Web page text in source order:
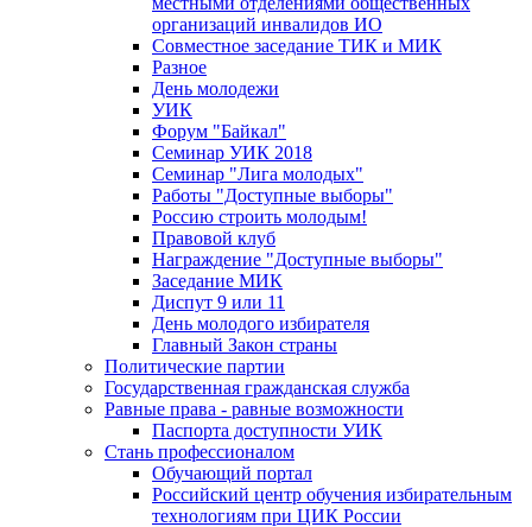
организаций инвалидов ИО
Совместное заседание ТИК и МИК
Разное
День молодежи
УИК
Форум "Байкал"
Семинар УИК 2018
Семинар "Лига молодых"
Работы "Доступные выборы"
Россию строить молодым!
Правовой клуб
Награждение "Доступные выборы"
Заседание МИК
Диспут 9 или 11
День молодого избирателя
Главный Закон страны
Политические партии
Государственная гражданская служба
Равные права - равные возможности
Паспорта доступности УИК
Стань профессионалом
Обучающий портал
Российский центр обучения избирательным
технологиям при ЦИК России